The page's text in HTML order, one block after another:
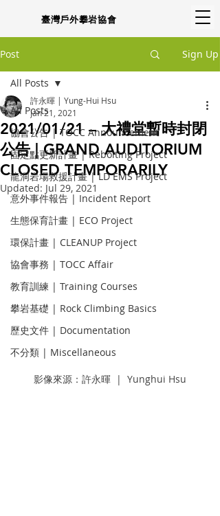
臺灣戶外攀岩協會
Post Sign Up
All Posts
協會公告 | TOCC Announcement
固定點更新計畫 | Rebolting Project
龍洞岩場救援計畫 | LD EMS Project
意外事件報告 | Incident Report
生態保育計畫 | ECO Project
環保計畫 | CLEANUP Project
協會事務 | TOCC Affair
教育訓練 | Training Courses
攀岩基礎 | Rock Climbing Basics
歷史文件 | Documentation
不分類 | Miscellaneous
All Posts
2021/01/21 – 大禮堂暫時封閉
公告 | GRAND AUDITORIUM
CLOSED TEMPORARILY
許永暉 | Yung-Hui Hsu
Jan 21, 2021
Updated: Jul 29, 2021
影像來源：許永暉  |  Yunghui Hsu